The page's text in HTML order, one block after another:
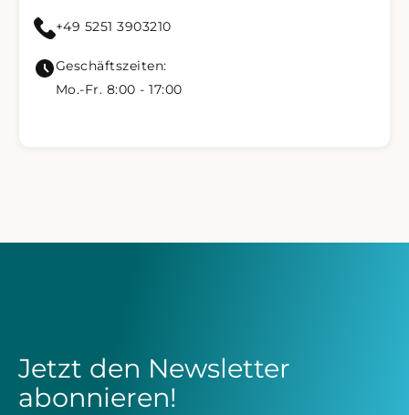
420 Pharma anrufen
+49 5251 3903210
Geschäftszeiten:
Mo.-Fr. 8:00 - 17:00
Jetzt den Newsletter
abonnieren!